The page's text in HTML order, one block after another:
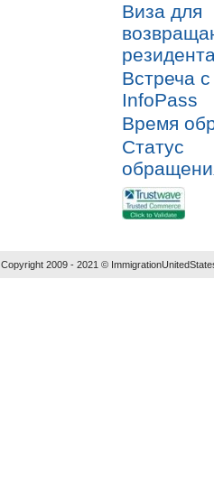
Виза для
Встреча с
InfoPass
Время
Статус
Copyright 2009 - 2021 ©